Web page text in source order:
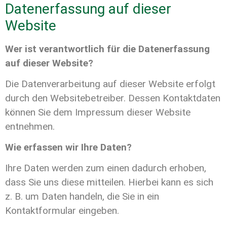
Datenerfassung auf dieser
Website
Wer ist verantwortlich für die Datenerfassung
auf dieser Website?
Die Datenverarbeitung auf dieser Website erfolgt
durch den Websitebetreiber. Dessen Kontaktdaten
können Sie dem Impressum dieser Website
entnehmen.
Wie erfassen wir Ihre Daten?
Ihre Daten werden zum einen dadurch erhoben,
dass Sie uns diese mitteilen. Hierbei kann es sich
z. B. um Daten handeln, die Sie in ein
Kontaktformular eingeben.